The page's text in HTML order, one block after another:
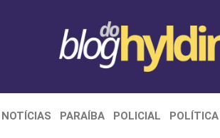
NOTÍCIAS PARAÍBA POLICIAL POLÍTICA